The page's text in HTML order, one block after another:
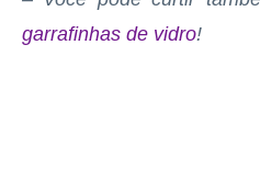
garrafinhas de vidro!